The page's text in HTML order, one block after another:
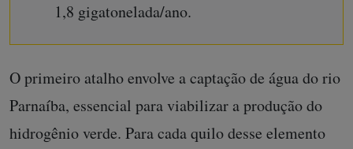
1,8 gigatonelada/ano.
O primeiro atalho envolve a captação de água do rio
Parnaíba, essencial para viabilizar a produção do
hidrogênio verde. Para cada quilo desse elemento